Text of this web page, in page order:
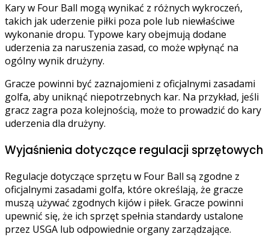
Kary w Four Ball mogą wynikać z różnych wykroczeń,
takich jak uderzenie piłki poza pole lub niewłaściwe
wykonanie dropu. Typowe kary obejmują dodane
uderzenia za naruszenia zasad, co może wpłynąć na
ogólny wynik drużyny.
Gracze powinni być zaznajomieni z oficjalnymi zasadami
golfa, aby uniknąć niepotrzebnych kar. Na przykład, jeśli
gracz zagra poza kolejnością, może to prowadzić do kary
uderzenia dla drużyny.
Wyjaśnienia dotyczące regulacji sprzętowych
Regulacje dotyczące sprzętu w Four Ball są zgodne z
oficjalnymi zasadami golfa, które określają, że gracze
muszą używać zgodnych kijów i piłek. Gracze powinni
upewnić się, że ich sprzęt spełnia standardy ustalone
przez USGA lub odpowiednie organy zarządzające.